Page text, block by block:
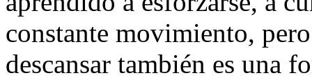
constante movimiento,
descansar también es una